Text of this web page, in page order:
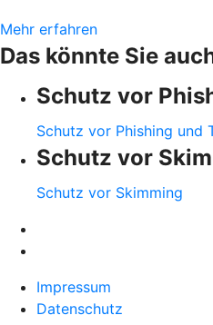
Mehr erfahren
Das könnte Sie
Schutz vor
Schutz vor Phishing und
Schutz vor
Schutz vor Skimming
Impressum
Datenschutz